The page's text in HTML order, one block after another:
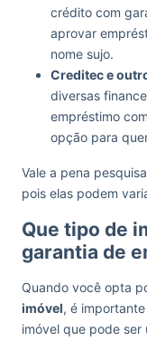
crédito com
aprovar
nome sujo.
Creditec e
diversas
empréstimo
opção para
Vale a pena
pois elas podem
Que tipo de
garantia de
Quando você opta
imóvel, é
imóvel que pode ser